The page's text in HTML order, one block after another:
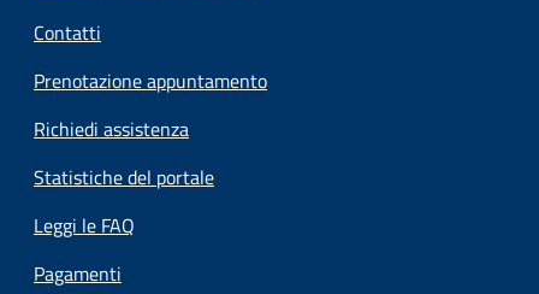
Contatti
Prenotazione appuntamento
Richiedi assistenza
Statistiche del portale
Leggi le FAQ
Pagamenti